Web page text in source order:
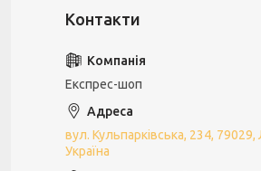
Експрес-шоп
вул. Кульпарківська, 234, 79029,
Україна